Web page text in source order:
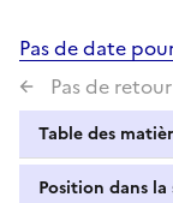
Pas de date
Pas de
Table des
Position dans